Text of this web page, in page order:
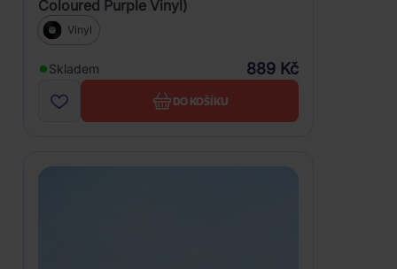
Coloured Purple Vinyl)
Vinyl
Skladem 889 Kč
DO KOŠÍKU